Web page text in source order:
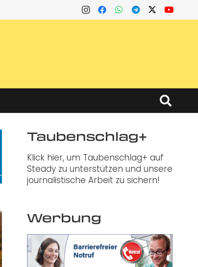
Taubenschlag+
Klick hier, um Taubenschlag+ auf
Steady zu unterstützen und unsere
journalistische Arbeit zu sichern!
Werbung